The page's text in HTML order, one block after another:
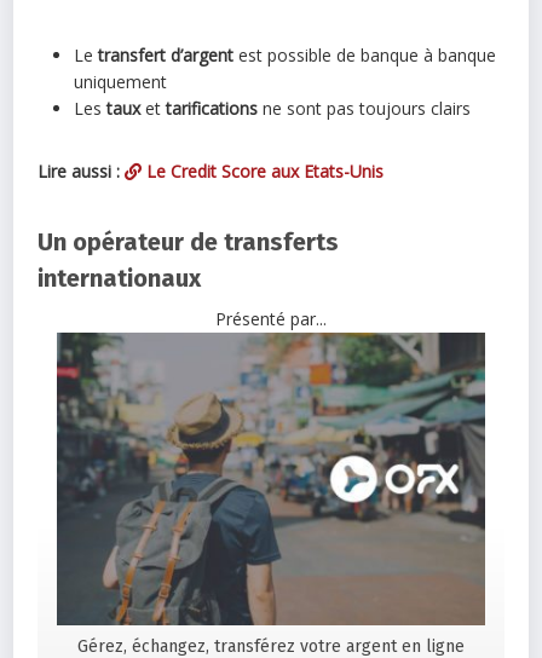
Letransfert d’argent est possible de banque à banque
uniquement
Lestauxettarifications ne sont pas toujours clairs
Lire aussi : Le Credit Score aux Etats-Unis
Un opérateur de transferts
internationaux
Présenté par...
Gérez, échangez, transférez votre argent en ligne